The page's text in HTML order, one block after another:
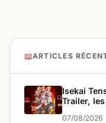
📖ARTICLES
Isekai
Trailer,
07/08/2026